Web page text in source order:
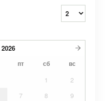
2026
пт сб вс
1
2
7 8
9